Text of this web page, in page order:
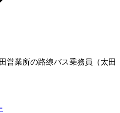
業所の路線バス乗務員（太田